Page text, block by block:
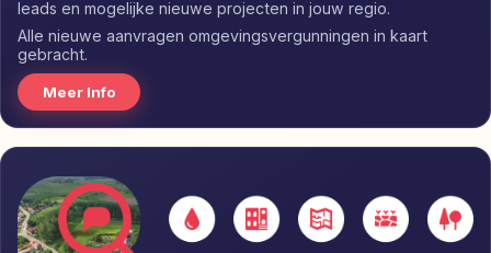
leads en mogelijke nieuwe projecten in jouw regio.
Alle nieuwe aanvragen omgevingsvergunningen in kaart
gebracht.
Meer Info